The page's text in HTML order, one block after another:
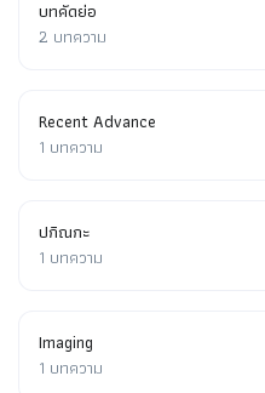
บทคัดย่อ
2 บทความ
Recent Advance
1 บทความ
ปกิณกะ
1 บทความ
Imaging
1 บทความ